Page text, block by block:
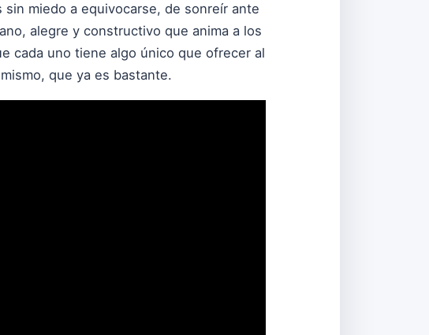
miedo a equivocarse, de sonreír ante
alegre y constructivo que anima a los
cada uno tiene algo único que ofrecer al
que ya es bastante.